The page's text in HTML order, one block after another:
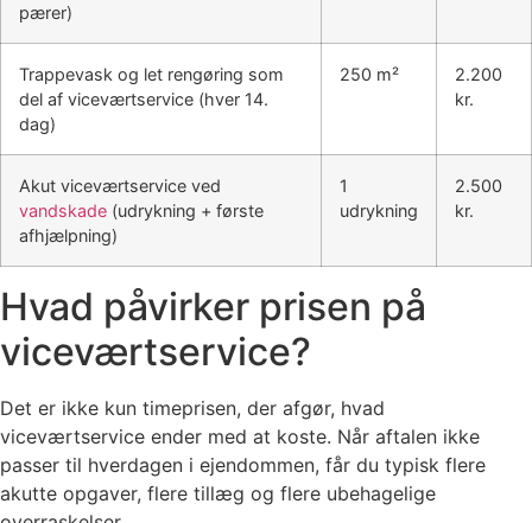
pærer)
Trappevask og let rengøring som
del af viceværtservice (hver 14.
dag)
250 m²
2.200
kr.
Akut viceværtservice ved
vandskade (udrykning + første
afhjælpning)
1
udrykning
2.500
kr.
Hvad påvirker prisen på
viceværtservice?
Det er ikke kun timeprisen, der afgør, hvad
viceværtservice ender med at koste. Når aftalen ikke
passer til hverdagen i ejendommen, får du typisk flere
akutte opgaver, flere tillæg og flere ubehagelige